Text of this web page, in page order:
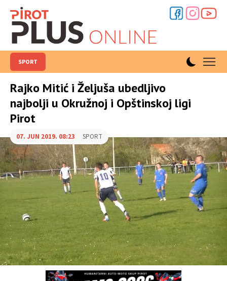
SPORT
Rajko Mitić i Željuša ubedljivo
najbolji u Okružnoj i Opštinskoj ligi
Pirot
07. JUN 2019. 08:23 SPORT